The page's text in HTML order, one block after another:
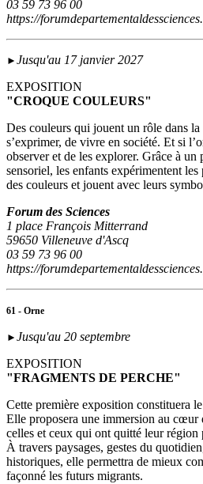
03 59 73 96 00
https://
► Jusqu'au 17 janvier 2027
EXPOSITION
"CROQUE COULEURS"
Des couleurs qui jouent un rôle dans
s’exprimer, de vivre en société. Et si
observer et de les explorer. Grâce à
sensoriel, les enfants expérimentent
des couleurs et jouent avec leurs
Forum des Sciences
1 place François Mitterrand
59650 Villeneuve d'Ascq
03 59 73 96 00
https://
61 - Orne
► Jusqu'au 20 septembre
EXPOSITION
"FRAGMENTS DE PERCHE"
Cette première exposition constituera
Elle proposera une immersion au cœur
celles et ceux qui ont quitté leur région
À travers paysages, gestes du
historiques, elle permettra de mieux
façonné les futurs migrants.